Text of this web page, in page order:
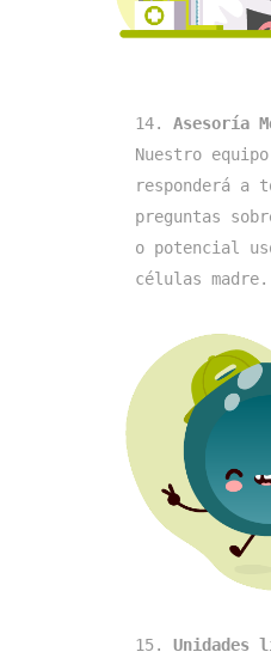
14.
Nuestro
responderá a
preguntas
o potencial
células
15. Unidades